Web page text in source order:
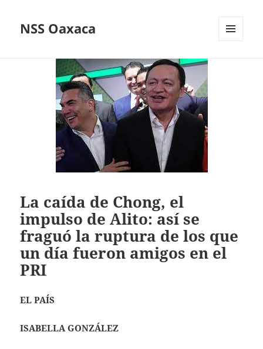
NSS Oaxaca
La caída de Chong, el
impulso de Alito: así se
fraguó la ruptura de los que
un día fueron amigos en el
PRI
EL PAÍS
ISABELLA GONZÁLEZ